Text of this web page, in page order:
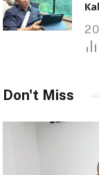
Don't Miss